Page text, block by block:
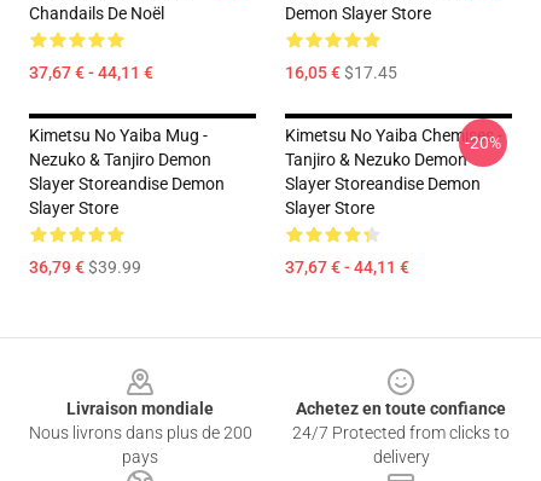
Chandails De Noël
37,67 € - 44,11 €
Demon Slayer Store
16,05 €$17.45
Kimetsu No Yaiba Mug -
Nezuko & Tanjiro Demon
Slayer Storeandise Demon
Slayer Store
36,79 €$39.99
Kimetsu No Yaiba Chemises -
Tanjiro & Nezuko Demon
Slayer Storeandise Demon
Slayer Store
37,67 € - 44,11 €
-20%
Livraison mondiale
Nous livrons dans plus de 200
pays
Achetez en toute confiance
24/7 Protected from clicks to
delivery